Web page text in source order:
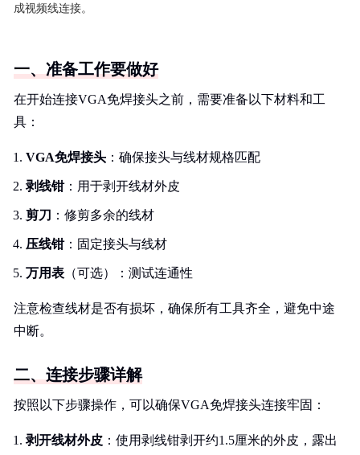
成视频线连接。
一、准备工作要做好
在开始连接VGA免焊接头之前，需要准备以下材料和工
具：
VGA免焊接头 ：确保接头与线材规格匹配
剥线钳：用于剥开线材外皮
剪刀 ：修剪多余的线材
压线钳：固定接头与线材
万用表 （可选）：测试连通性
注意检查线材是否有损坏，确保所有工具齐全，避免中途
中断。
二、连接步骤详解
按照以下步骤操作，可以确保VGA免焊接头连接牢固：
剥开线材外皮 ：使用剥线钳剥开约1.5厘米的外皮，露出